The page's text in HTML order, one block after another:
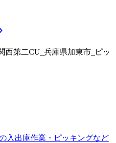
第二CU_兵庫県加東市_ピッ
入出庫作業・ピッキングなど